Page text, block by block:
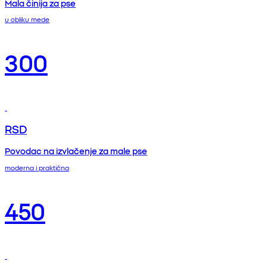
Mala činija za pse
u obliku mede
300
RSD
Povodac na izvlačenje za male pse
moderna i praktična
450